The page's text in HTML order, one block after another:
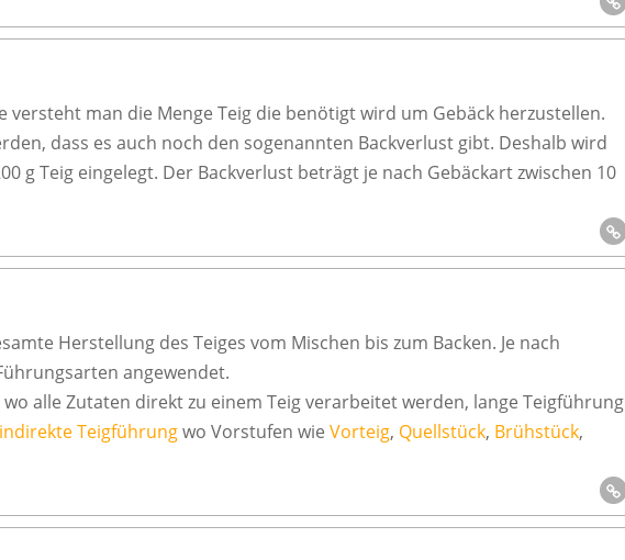
versteht man die Menge Teig die benötigt wird um Gebäck herzustellen.
dass es auch noch den sogenannten Backverlust gibt. Deshalb wird
g Teig eingelegt. Der Backverlust beträgt je nach Gebäckart zwischen 10
Herstellung des Teiges vom Mischen bis zum Backen. Je nach
angewendet.
wo alle Zutaten direkt zu einem Teig verarbeitet werden, lange Teigführung
indirekte Teigführungwo Vorstufen wie Vorteig, Quellstück, Brühstück,